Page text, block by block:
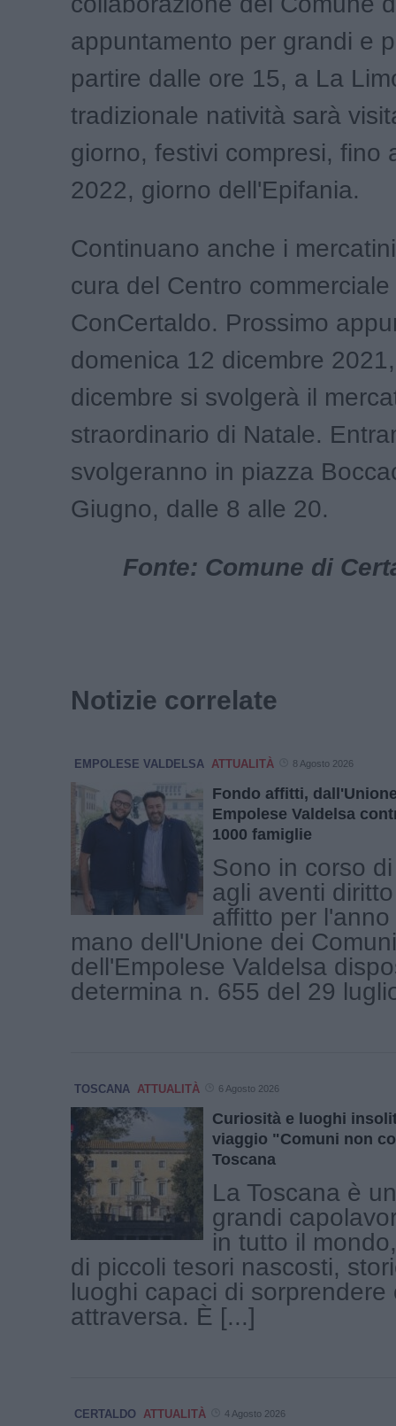
appuntamento per grandi e
partire dalle ore 15, a La
tradizionale natività sarà
giorno, festivi compresi, fino
2022, giorno dell'Epifania.
Continuano anche i
cura del Centro
ConCertaldo. Prossimo
domenica 12 dicembre
dicembre si svolgerà il
straordinario di Natale.
svolgeranno in piazza
Giugno, dalle 8 alle 20.
Fonte: Comune di
Notizie correlate
EMPOLESE VALDELSA ATTUALITÀ 8 Agosto 2026
Fondo affitti,
Empolese Valdelsa
1000 famiglie
Sono in corso
agli aventi
affitto per
mano dell'Unione dei
dell'Empolese Valdelsa
determina n. 655 del 29
TOSCANA ATTUALITÀ 6 Agosto 2026
Curiosità e luoghi
viaggio "Comuni non
Toscana
La Toscana è
grandi
in tutto il
di piccoli tesori nascosti,
luoghi capaci di sorprendere
attraversa. È [...]
CERTALDO ATTUALITÀ 4 Agosto 2026